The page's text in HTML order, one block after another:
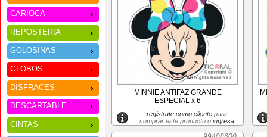
CARIOCA
REPOSTERIA
GOLOSINAS
GLOBOS
DISFRACES
DESCARTABLE
CINTAS
MINNIE ANTIFAZ GRANDE
ESPECIAL x 6
registrate como clientepara
comprar este producto o ingresa